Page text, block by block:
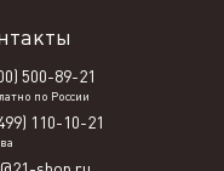
500-89-21
по России
110-10-21